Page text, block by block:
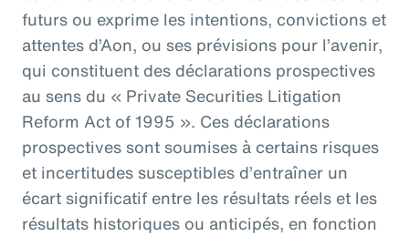
futurs ou exprime les intentions, convictions et
attentes d’Aon, ou ses prévisions pour l’avenir,
qui constituent des déclarations prospectives
au sens du « Private Securities Litigation
Reform Act of 1995 ». Ces déclarations
prospectives sont soumises à certains risques
et incertitudes susceptibles d’entraîner un
écart significatif entre les résultats réels et les
résultats historiques ou anticipés, en fonction